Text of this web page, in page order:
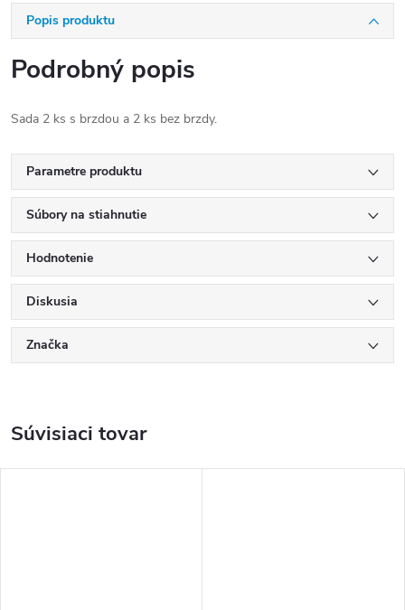
Popis produktu
Podrobný popis
Sada 2 ks s brzdou a 2 ks bez brzdy.
Parametre produktu
Súbory na stiahnutie
Hodnotenie
Diskusia
Značka
Súvisiaci tovar